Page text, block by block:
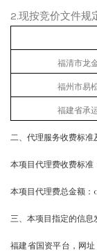
2.现按竞价文件规
福清市龙
福州市易
福建省承
二、代理服务收费标准
本项目代理费收费标准
本项目代理费总金额：
三、本项目指定的信息
福建省国资平台，网址